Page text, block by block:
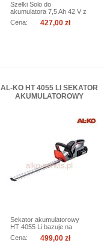
Szelki Solo do
akumulatora 7,5 Ah 42 V z
systemu Power-Flex.
Art.Nr:...
Cena: 427,00 zł
AL-KO HT 4055 LI SEKATOR
AKUMULATOROWY
Sekator akumulatorowy
HT 4055 Li bazuje na
sprawdzonej...
Cena: 499,00 zł